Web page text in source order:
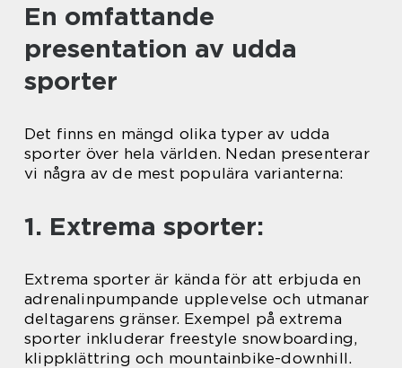
En omfattande
presentation av udda
sporter
Det finns en mängd olika typer av udda
sporter över hela världen. Nedan presenterar
vi några av de mest populära varianterna:
1. Extrema sporter:
Extrema sporter är kända för att erbjuda en
adrenalinpumpande upplevelse och utmanar
deltagarens gränser. Exempel på extrema
sporter inkluderar freestyle snowboarding,
klippklättring och mountainbike-downhill.